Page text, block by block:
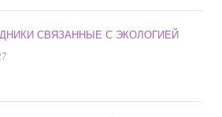
СВЯЗАННЫЕ С ЭКОЛОГИЕЙ